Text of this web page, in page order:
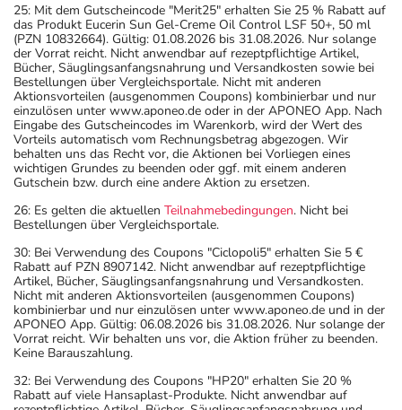
25: Mit dem Gutscheincode "Merit25" erhalten Sie 25 % Rabatt auf
das Produkt Eucerin Sun Gel-Creme Oil Control LSF 50+, 50 ml
(PZN 10832664). Gültig: 01.08.2026 bis 31.08.2026. Nur solange
der Vorrat reicht. Nicht anwendbar auf rezeptpflichtige Artikel,
Bücher, Säuglingsanfangsnahrung und Versandkosten sowie bei
Bestellungen über Vergleichsportale. Nicht mit anderen
Aktionsvorteilen (ausgenommen Coupons) kombinierbar und nur
einzulösen unter www.aponeo.de oder in der APONEO App. Nach
Eingabe des Gutscheincodes im Warenkorb, wird der Wert des
Vorteils automatisch vom Rechnungsbetrag abgezogen. Wir
behalten uns das Recht vor, die Aktionen bei Vorliegen eines
wichtigen Grundes zu beenden oder ggf. mit einem anderen
Gutschein bzw. durch eine andere Aktion zu ersetzen.
26: Es gelten die aktuellen Teilnahmebedingungen. Nicht bei
Bestellungen über Vergleichsportale.
30: Bei Verwendung des Coupons "Ciclopoli5" erhalten Sie 5 €
Rabatt auf PZN 8907142. Nicht anwendbar auf rezeptpflichtige
Artikel, Bücher, Säuglingsanfangsnahrung und Versandkosten.
Nicht mit anderen Aktionsvorteilen (ausgenommen Coupons)
kombinierbar und nur einzulösen unter www.aponeo.de und in der
APONEO App. Gültig: 06.08.2026 bis 31.08.2026. Nur solange der
Vorrat reicht. Wir behalten uns vor, die Aktion früher zu beenden.
Keine Barauszahlung.
32: Bei Verwendung des Coupons "HP20" erhalten Sie 20 %
Rabatt auf viele Hansaplast-Produkte. Nicht anwendbar auf